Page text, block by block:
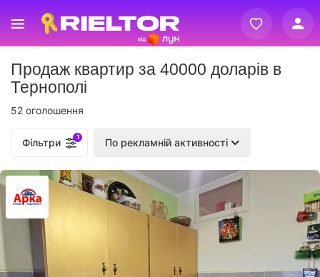
Реєстрація
Вхід
Продаж квартир за 40000 доларів в
Тернополі
52 оголошення
Фільтри 1 По рекламній активності